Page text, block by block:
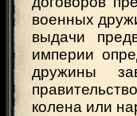
военных
выдачи
империи
дружины
колена или